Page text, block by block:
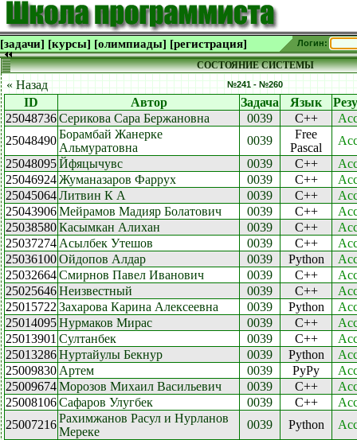
[задачи] [курсы] [олимпиады] [регистрация] Логин:
СОСТОЯНИЕ СИСТЕМЫ
« Назад №241 - №260
ID Автор Задача Язык
25048736Серикова Сара Бержановна 0039 C++
25048490Борамбай Жанерке
Альмуратовна
0039
Free
Pascal
25048095Йфяцычувс 0039 C++
25046924Жуманазаров Фаррух 0039 C++
25045064Литвин К А 0039 C++
25043906Мейрамов Мадияр Болатович 0039 C++
25038580Касымкан Алихан 0039 C++
25037274 Асылбек Утешов 0039 C++
25036100Ойдопов Алдар 0039 Python
25032664Смирнов Павел Иванович 0039 C++
25025646Неизвестный 0039 C++
25015722 Захарова Карина Алексеевна 0039 Python
25014095Нурмаков Мирас 0039 C++
25013901 Султанбек 0039 C++
25013286Нуртайулы Бекнур 0039 Python
25009830 Артем 0039 PyPy
25009674Морозов Михаил Васильевич 0039 C++
25008106Сафаров Улугбек 0039 C++
25007216Рахимжанов Расул и Нурланов
Мереке
0039 Python